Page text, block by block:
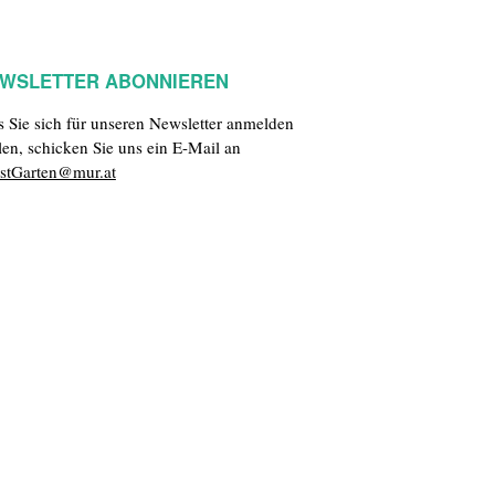
ABONNIEREN
Sie sich für unseren Newsletter anmelden
schicken Sie uns ein E-Mail an